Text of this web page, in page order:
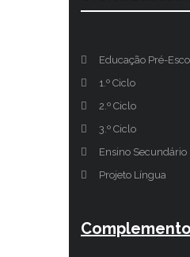
Educação Pré-
1.º Ciclo
2.º Ciclo
3.º Ciclo
Ensino Secundário
Projeto Língua